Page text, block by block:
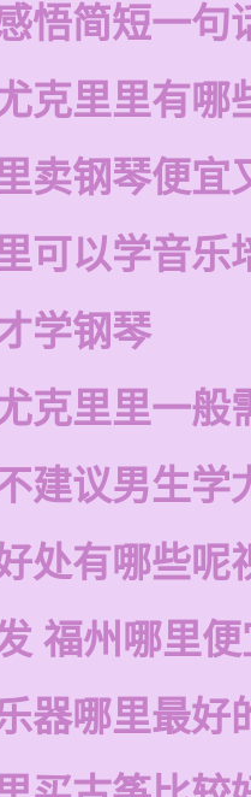
悟简短一句
克里里有哪
卖钢琴便宜
可以学音乐
学钢琴
克里里一般
建议男生学
处有哪些呢
福州哪里
器哪里最好